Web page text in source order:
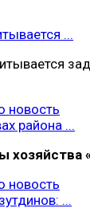
...
новость
района ...
хoзяйства
новость
...